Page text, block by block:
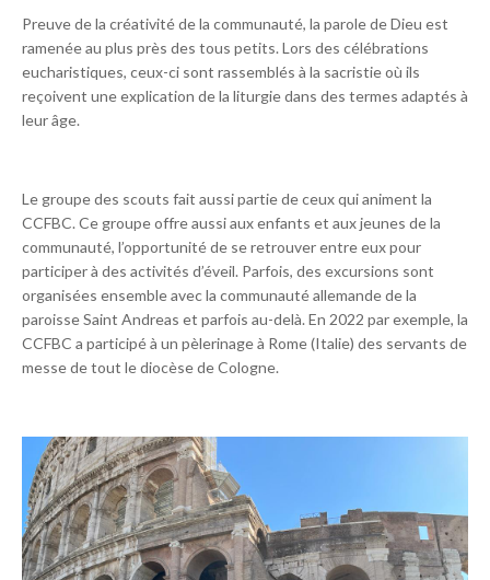
Preuve de la créativité de la communauté, la parole de Dieu est
ramenée au plus près des tous petits. Lors des célébrations
eucharistiques, ceux-ci sont rassemblés à la sacristie où ils
reçoivent une explication de la liturgie dans des termes adaptés à
leur âge.
Le groupe des scouts fait aussi partie de ceux qui animent la
CCFBC. Ce groupe offre aussi aux enfants et aux jeunes de la
communauté, l’opportunité de se retrouver entre eux pour
participer à des activités d’éveil. Parfois, des excursions sont
organisées ensemble avec la communauté allemande de la
paroisse Saint Andreas et parfois au-delà. En 2022 par exemple, la
CCFBC a participé à un pèlerinage à Rome (Italie) des servants de
messe de tout le diocèse de Cologne.